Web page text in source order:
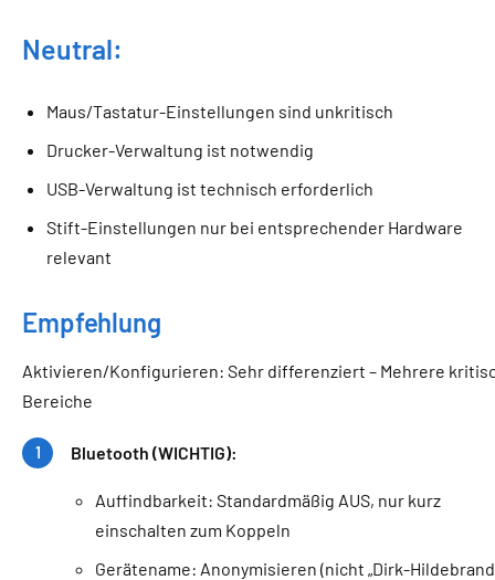
Neutral:
Maus/Tastatur-Einstellungen sind unkritisch
Drucker-Verwaltung ist notwendig
USB-Verwaltung ist technisch erforderlich
Stift-Einstellungen nur bei entsprechender Hardware
relevant
Empfehlung
Aktivieren/Konfigurieren: Sehr differenziert – Mehrere
Bereiche
Bluetooth (WICHTIG):
Auffindbarkeit: Standardmäßig AUS, nur kurz
einschalten zum Koppeln
Gerätename: Anonymisieren (nicht „Dirk-